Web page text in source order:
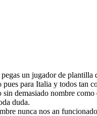
un jugador de
para Italia y todos tan
demasiado nombre
duda.
nunca nos an